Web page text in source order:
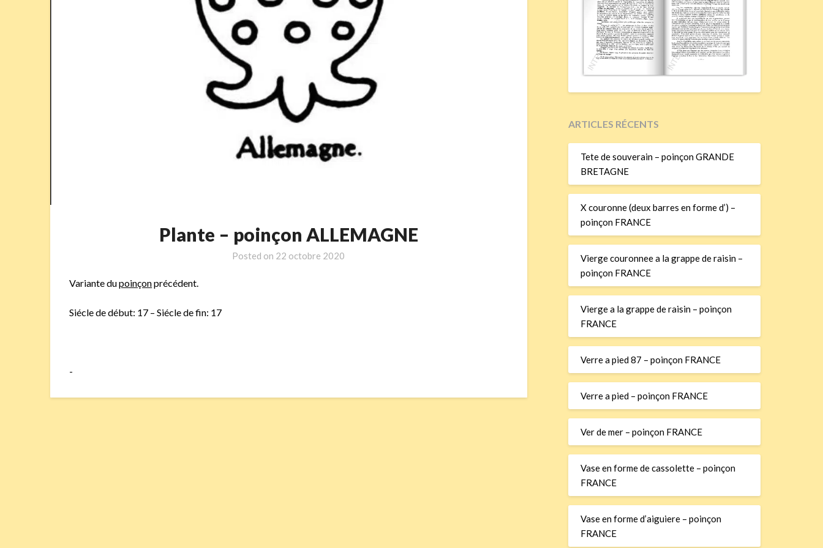
Plante – poinçon ALLEMAGNE
Posted on 22 octobre 2020
Variante dupoinçonprécédent.
Siécle de début: 17 – Siécle de fin: 17
-
ARTICLES RÉCENTS
Tete de souverain – poinçon GRANDE
BRETAGNE
X couronne (deux barres en forme d’) –
poinçon FRANCE
Vierge couronnee a la grappe de raisin –
poinçon FRANCE
Vierge a la grappe de raisin – poinçon
FRANCE
Verre a pied 87 – poinçon FRANCE
Verre a pied – poinçon FRANCE
Ver de mer – poinçon FRANCE
Vase en forme de cassolette – poinçon
FRANCE
Vase en forme d’aiguiere – poinçon
FRANCE